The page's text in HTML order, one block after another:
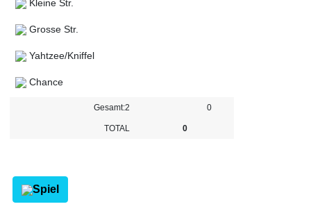
Kleine Str.
Grosse Str.
Yahtzee/Kniffel
Chance
Gesamt:2 0
TOTAL 0
Spiel